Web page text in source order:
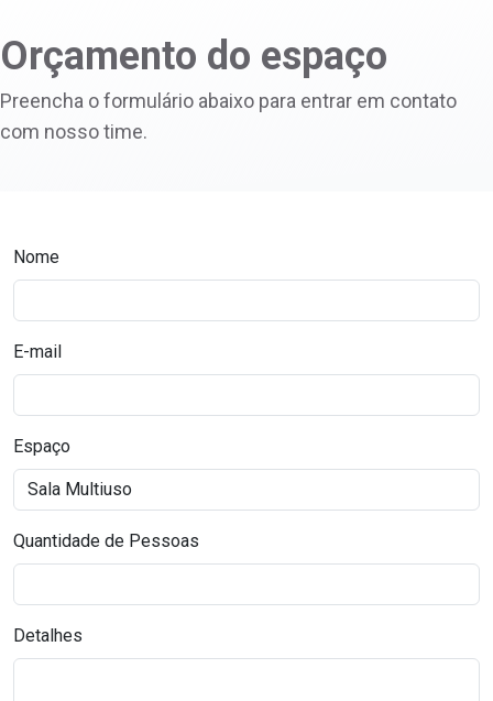
Orçamento do espaço
Preencha o formulário abaixo para entrar em contato
com nosso time.
Nome
E-mail
Espaço
Quantidade de Pessoas
Detalhes